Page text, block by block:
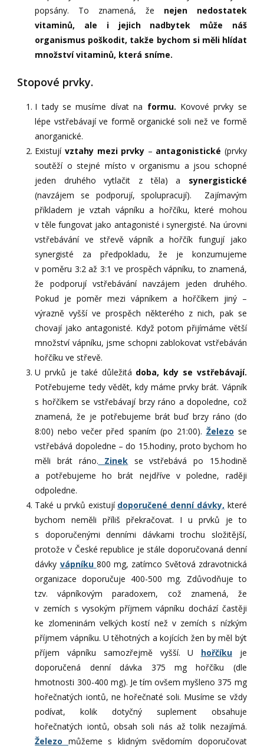
popsány. To znamená, že nejen nedostatek
vitaminů, ale i jejich nadbytek může náš
organismus poškodit, takže bychom si měli hlídat
množství vitaminů, která sníme.
Stopové prvky.
I tady se musíme dívat na formu. Kovové prvky se
lépe vstřebávají ve formě organické soli než ve formě
anorganické.
Existují vztahy mezi prvky – antagonistické (prvky
soutěží o stejné místo v organismu a jsou schopné
jeden druhého vytlačit z těla) a synergistické
(navzájem se podporují, spolupracují). Zajímavým
příkladem je vztah vápníku a hořčíku, které mohou
v těle fungovat jako antagonisté i synergisté. Na úrovni
vstřebávání ve střevě vápník a hořčík fungují jako
synergisté za předpokladu, že je konzumujeme
v poměru 3:2 až 3:1 ve prospěch vápníku, to znamená,
že podporují vstřebávání navzájem jeden druhého.
Pokud je poměr mezi vápníkem a hořčíkem jiný –
výrazně vyšší ve prospěch některého z nich, pak se
chovají jako antagonisté. Když potom přijímáme větší
množství vápníku, jsme schopni zablokovat vstřebáván
hořčíku ve střevě.
U prvků je také důležitá doba, kdy se vstřebávají.
Potřebujeme tedy vědět, kdy máme prvky brát. Vápník
s hořčíkem se vstřebávají brzy ráno a dopoledne, což
znamená, že je potřebujeme brát buď brzy ráno (do
8:00) nebo večer před spaním (po 21:00). Železo se
vstřebává dopoledne – do 15.hodiny, proto bychom ho
měli brát ráno. Zinek se vstřebává po 15.hodině
a potřebujeme ho brát nejdříve v poledne, raději
odpoledne.
Také u prvků existují doporučené denní dávky, které
bychom neměli příliš překračovat. I u prvků je to
s doporučenými denními dávkami trochu složitější,
protože v České republice je stále doporučovaná denní
dávky vápníku 800 mg, zatímco Světová zdravotnická
organizace doporučuje 400-500 mg. Zdůvodňuje to
tzv. vápníkovým paradoxem, což znamená, že
v zemích s vysokým příjmem vápníku dochází častěji
ke zlomeninám velkých kostí než v zemích s nízkým
příjmem vápníku. U těhotných a kojících žen by měl být
příjem vápníku samozřejmě vyšší. U hořčíkuje
doporučená denní dávka 375 mg hořčíku (dle
hmotnosti 300-400 mg). Je tím ovšem myšleno 375 mg
hořečnatých iontů, ne hořečnaté soli. Musíme se vždy
podívat, kolik dotyčný suplement obsahuje
hořečnatých iontů, obsah soli nás až tolik nezajímá.
Železo můžeme s klidným svědomím doporučovat